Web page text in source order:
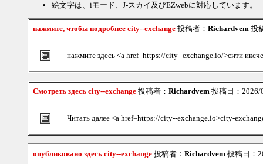
絵文字は、iモード、J-スカイ及びEZwebに対応しています。
нажмите, чтобы подробнее city--exchange 投稿者： Richardvem 投
нажмите здесь <a href=https://city--exchange.io/>сити
Смотреть здесь city--exchange 投稿者： Richardvem 投稿日：
Читать далее <a href=https://city--exchange.io>city-
опубликовано здесь city--exchange 投稿者： Richardvem 投稿日：